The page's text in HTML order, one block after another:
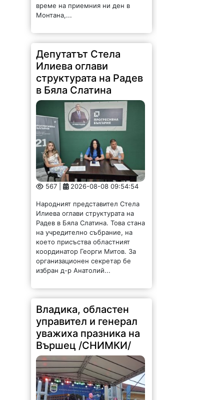
време на приемния ни ден в
Монтана,...
Депутатът Стела
Илиева оглави
структурата на Радев
в Бяла Слатина
567 | 2026-08-08 09:54:54
Народният представител Стела
Илиева оглави структурата на
Радев в Бяла Слатина. Това стана
на учредително събрание, на
което присъства областният
координатор Георги Митов. За
организационен секретар бе
избран д-р Анатолий...
Владика, областен
управител и генерал
уважиха празника на
Вършец /СНИМКИ/